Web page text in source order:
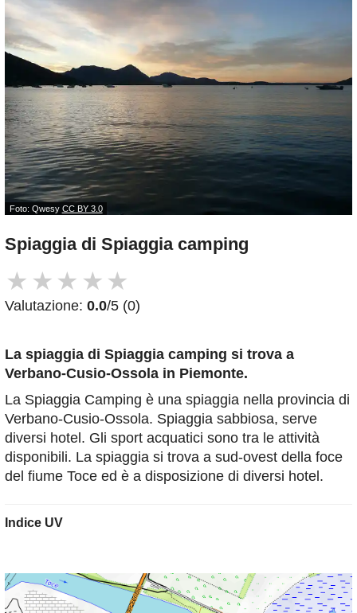
Foto: Qwesy CC BY 3.0
Spiaggia di Spiaggia camping
★ ★ ★ ★ ★
Valutazione: 0.0/5 (0)
La spiaggia di Spiaggia camping si trova a
Verbano-Cusio-Ossola in Piemonte.
La Spiaggia Camping è una spiaggia nella provincia di
Verbano-Cusio-Ossola. Spiaggia sabbiosa, serve
diversi hotel. Gli sport acquatici sono tra le attività
disponibili. La spiaggia si trova a sud-ovest della foce
del fiume Toce ed è a disposizione di diversi hotel.
Indice UV